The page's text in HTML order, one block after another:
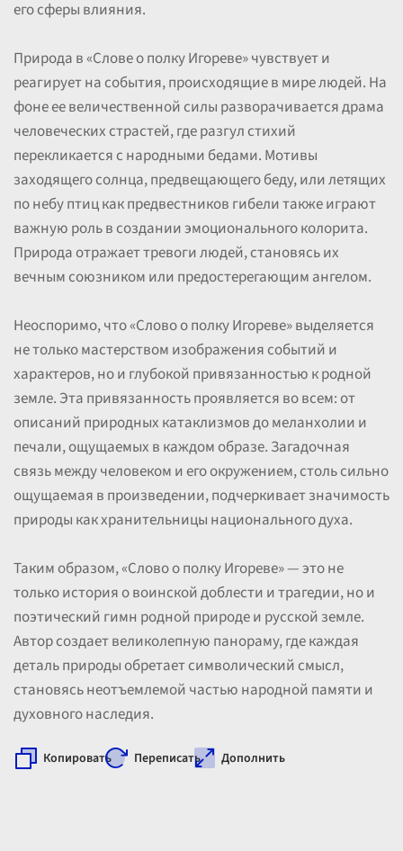
его сферы влияния.
Природа в «Слове о полку Игореве» чувствует и
реагирует на события, происходящие в мире людей. На
фоне ее величественной силы разворачивается драма
человеческих страстей, где разгул стихий
перекликается с народными бедами. Мотивы
заходящего солнца, предвещающего беду, или летящих
по небу птиц как предвестников гибели также играют
важную роль в создании эмоционального колорита.
Природа отражает тревоги людей, становясь их
вечным союзником или предостерегающим ангелом.
Неоспоримо, что «Слово о полку Игореве» выделяется
не только мастерством изображения событий и
характеров, но и глубокой привязанностью к родной
земле. Эта привязанность проявляется во всем: от
описаний природных катаклизмов до меланхолии и
печали, ощущаемых в каждом образе. Загадочная
связь между человеком и его окружением, столь сильно
ощущаемая в произведении, подчеркивает значимость
природы как хранительницы национального духа.
Таким образом, «Слово о полку Игореве» — это не
только история о воинской доблести и трагедии, но и
поэтический гимн родной природе и русской земле.
Автор создает великолепную панораму, где каждая
деталь природы обретает символический смысл,
становясь неотъемлемой частью народной памяти и
духовного наследия.
Копировать Переписать Дополнить